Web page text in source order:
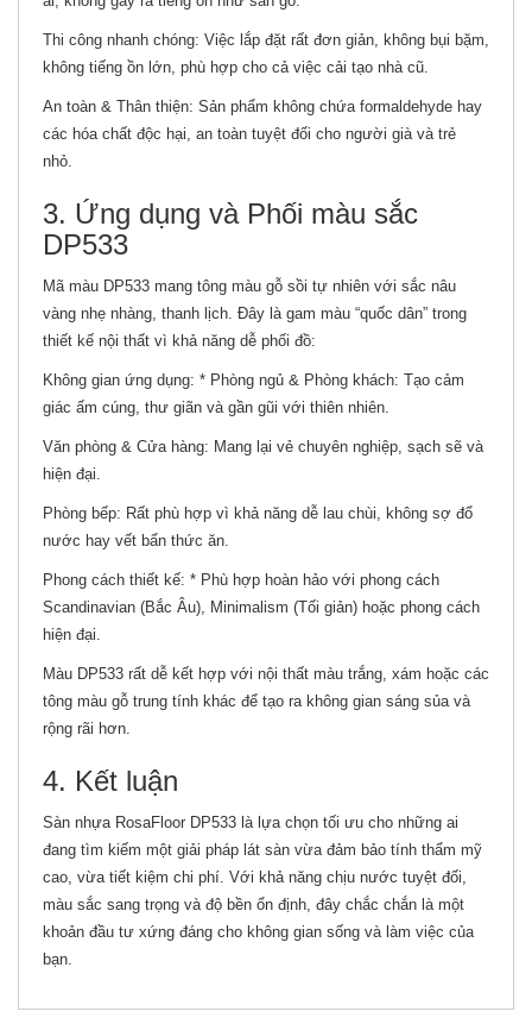
Thi công nhanh chóng: Việc lắp đặt rất đơn giản, không bụi bặm,
không tiếng ồn lớn, phù hợp cho cả việc cải tạo nhà cũ.
An toàn & Thân thiện: Sản phẩm không chứa formaldehyde hay
các hóa chất độc hại, an toàn tuyệt đối cho người già và trẻ
nhỏ.
3. Ứng dụng và Phối màu sắc
DP533
Mã màu DP533 mang tông màu gỗ sồi tự nhiên với sắc nâu
vàng nhẹ nhàng, thanh lịch. Đây là gam màu “quốc dân” trong
thiết kế nội thất vì khả năng dễ phối đồ:
Không gian ứng dụng: * Phòng ngủ & Phòng khách: Tạo cảm
giác ấm cúng, thư giãn và gần gũi với thiên nhiên.
Văn phòng & Cửa hàng: Mang lại vẻ chuyên nghiệp, sạch sẽ và
hiện đại.
Phòng bếp: Rất phù hợp vì khả năng dễ lau chùi, không sợ đổ
nước hay vết bẩn thức ăn.
Phong cách thiết kế: * Phù hợp hoàn hảo với phong cách
Scandinavian (Bắc Âu), Minimalism (Tối giản) hoặc phong cách
hiện đại.
Màu DP533 rất dễ kết hợp với nội thất màu trắng, xám hoặc các
tông màu gỗ trung tính khác để tạo ra không gian sáng sủa và
rộng rãi hơn.
4. Kết luận
Sàn nhựa RosaFloor DP533 là lựa chọn tối ưu cho những ai
đang tìm kiếm một giải pháp lát sàn vừa đảm bảo tính thẩm mỹ
cao, vừa tiết kiệm chi phí. Với khả năng chịu nước tuyệt đối,
màu sắc sang trọng và độ bền ổn định, đây chắc chắn là một
khoản đầu tư xứng đáng cho không gian sống và làm việc của
bạn.